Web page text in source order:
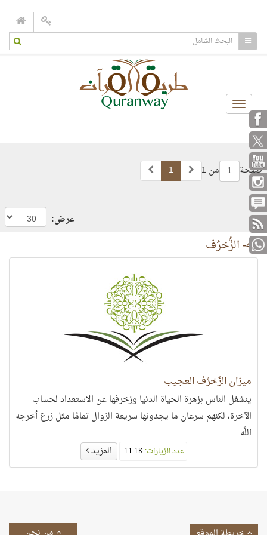
Toggle
navigation
صفحة 1 من 1 1
عرض:
43- الزُّخرُف
ميزان الزُخرُف العجيب
ينشغل الناس بزهرة الحياة الدنيا وزخرفها عن الاستعداد لحساب
الآخرة، لكنهم سرعان ما يجدونها سريعة الزوال تمامًا مثل زرع أخرجه
اللَّه
عدد الزيارات:11.1K المزيد